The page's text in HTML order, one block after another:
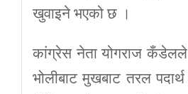
खुवाइने भएको छ ।
कांग्रेस नेता योगराज कँडेलले
भोलीबाट मुखबाट तरल